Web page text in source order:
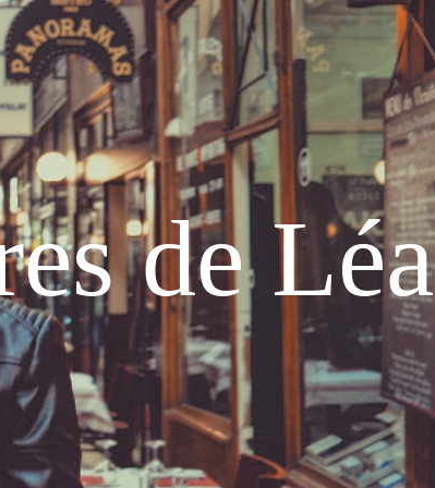
de Léa